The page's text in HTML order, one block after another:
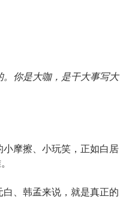
你是大咖，是干大事写大
摩擦、小玩笑，正如白居
、韩孟来说，就是真正的